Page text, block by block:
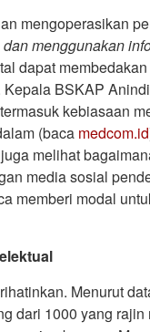
mengoperasikan
menggunakan
dapat
BSKAP
kebiasaan
(baca medcom.id
melihat
media sosial
memberi modal
Menurut
dari 1000 yang